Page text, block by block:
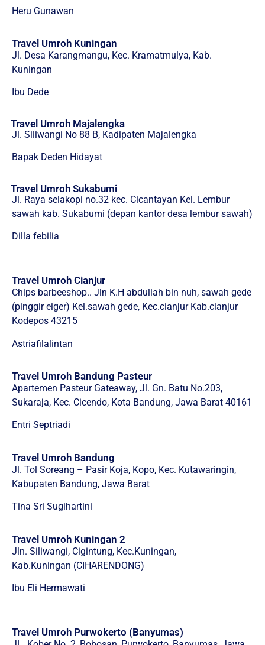
Heru Gunawan
Travel Umroh Kuningan
Jl. Desa Karangmangu, Kec. Kramatmulya, Kab.
Kuningan
Ibu Dede
Travel Umroh Majalengka
Jl. Siliwangi No 88 B, Kadipaten Majalengka
Bapak Deden Hidayat
Travel Umroh Sukabumi
Jl. Raya selakopi no.32 kec. Cicantayan Kel. Lembur
sawah kab. Sukabumi (depan kantor desa lembur sawah)
Dilla febilia
Travel Umroh Cianjur
Chips barbeeshop.. Jln K.H abdullah bin nuh, sawah gede
(pinggir eiger) Kel.sawah gede, Kec.cianjur Kab.cianjur
Kodepos 43215
Astriafilalintan
Travel Umroh Bandung Pasteur
Apartemen Pasteur Gateaway, Jl. Gn. Batu No.203,
Sukaraja, Kec. Cicendo, Kota Bandung, Jawa Barat 40161
Entri Septriadi
Travel Umroh Bandung
Jl. Tol Soreang – Pasir Koja, Kopo, Kec. Kutawaringin,
Kabupaten Bandung, Jawa Barat
Tina Sri Sugihartini
Travel Umroh Kuningan 2
Jln. Siliwangi, Cigintung, Kec.Kuningan,
Kab.Kuningan (CIHARENDONG)
Ibu Eli Hermawati
Travel Umroh Purwokerto (Banyumas)